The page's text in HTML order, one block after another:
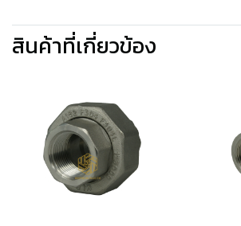
สินค้าที่เกี่ยวข้อง